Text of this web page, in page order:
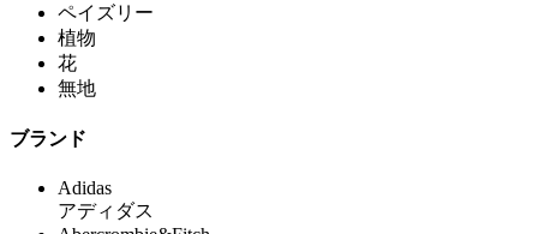
ペイズリー
植物
花
無地
ブランド
Adidas
アディダス